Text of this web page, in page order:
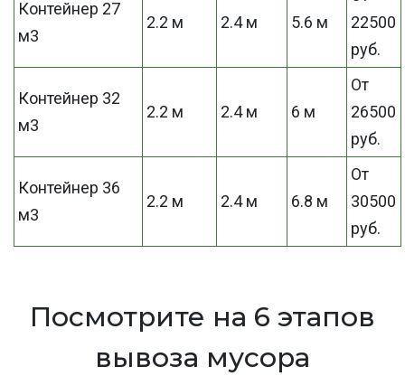
Контейнер 27
м3
2.2 м 2.4 м 5.6 м
22500
руб.
Контейнер 32
м3
2.2 м 2.4 м 6 м
От
26500
руб.
Контейнер 36
м3
2.2 м 2.4 м 6.8 м
От
30500
руб.
Посмотрите на 6 этапов
вывоза мусора